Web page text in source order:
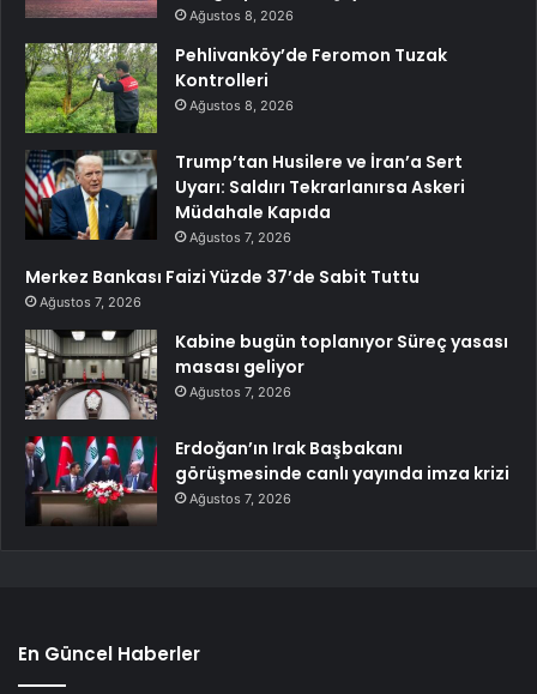
Ağustos 8, 2026
Pehlivanköy’de Feromon Tuzak
Kontrolleri
Ağustos 8, 2026
Trump’tan Husilere ve İran’a Sert
Uyarı: Saldırı Tekrarlanırsa Askeri
Müdahale Kapıda
Ağustos 7, 2026
Merkez Bankası Faizi Yüzde 37’de Sabit Tuttu
Ağustos 7, 2026
Kabine bugün toplanıyor Süreç yasası
masası geliyor
Ağustos 7, 2026
Erdoğan’ın Irak Başbakanı
görüşmesinde canlı yayında imza krizi
Ağustos 7, 2026
En Güncel Haberler